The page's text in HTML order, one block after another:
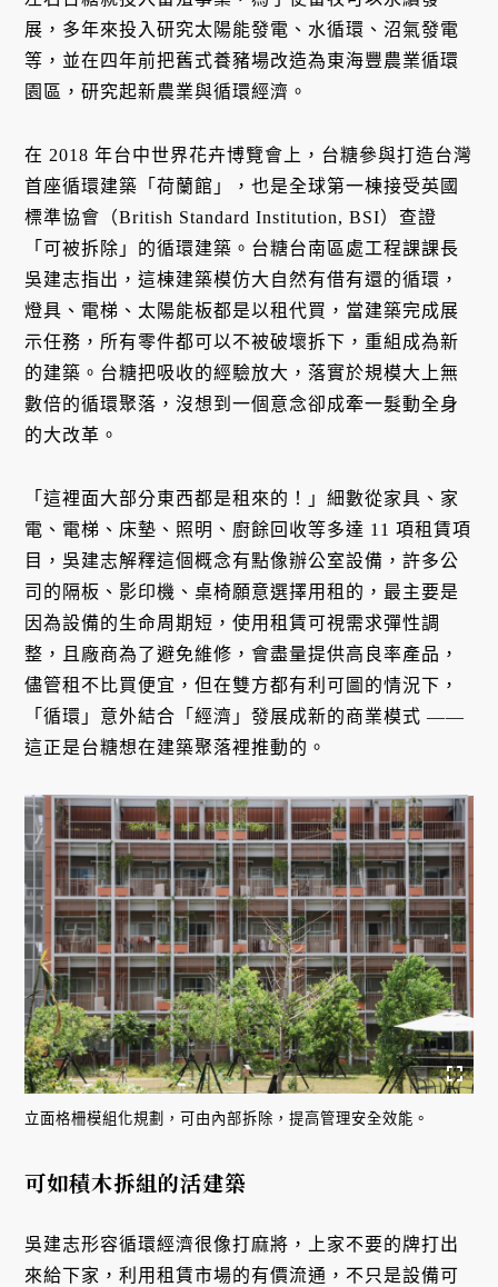
展，多年來投入研究太陽能發電、水循環、沼氣發電
等，並在四年前把舊式養豬場改造為東海豐農業循環
園區，研究起新農業與循環經濟。
在 2018 年台中世界花卉博覽會上，台糖參與打造台灣
首座循環建築「荷蘭館」，也是全球第一棟接受英國
標準協會（British Standard Institution, BSI）查證
「可被拆除」的循環建築。台糖台南區處工程課課長
吳建志指出，這棟建築模仿大自然有借有還的循環，
燈具、電梯、太陽能板都是以租代買，當建築完成展
示任務，所有零件都可以不被破壞拆下，重組成為新
的建築。台糖把吸收的經驗放大，落實於規模大上無
數倍的循環聚落，沒想到一個意念卻成牽一髮動全身
的大改革。
「這裡面大部分東西都是租來的！」細數從家具、家
電、電梯、床墊、照明、廚餘回收等多達 11 項租賃項
目，吳建志解釋這個概念有點像辦公室設備，許多公
司的隔板、影印機、桌椅願意選擇用租的，最主要是
因為設備的生命周期短，使用租賃可視需求彈性調
整，且廠商為了避免維修，會盡量提供高良率產品，
儘管租不比買便宜，但在雙方都有利可圖的情況下，
「循環」意外結合「經濟」發展成新的商業模式 ——
這正是台糖想在建築聚落裡推動的。
立面格柵模組化規劃，可由內部拆除，提高管理安全效能。
可如積木拆組的活建築
吳建志形容循環經濟很像打麻將，上家不要的牌打出
來給下家，利用租賃市場的有價流通，不只是設備可